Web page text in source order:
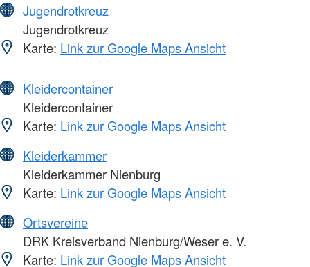
Jugendrotkreuz
Jugendrotkreuz
Karte: Link zur Google Maps Ansicht
Kleidercontainer
Kleidercontainer
Karte: Link zur Google Maps Ansicht
Kleiderkammer
Kleiderkammer Nienburg
Karte: Link zur Google Maps Ansicht
Ortsvereine
DRK Kreisverband Nienburg/Weser e. V.
Karte: Link zur Google Maps Ansicht